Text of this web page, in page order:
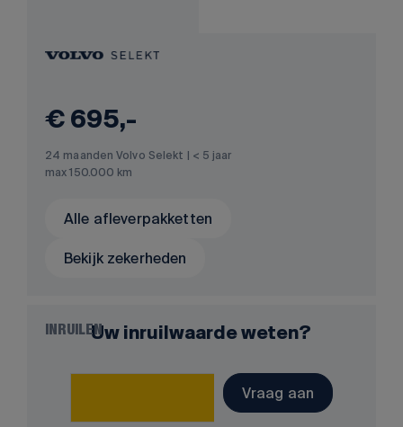
€ 695,-
24 maanden Volvo Selekt | < 5 jaar
max 150.000 km
Alle afleverpakketten
Bekijk zekerheden
INRUILENUw inruilwaarde weten?
Vraag aan